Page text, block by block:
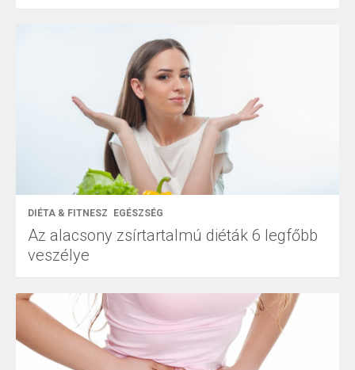
DIÉTA & FITNESZ EGÉSZSÉG
Az alacsony zsírtartalmú diéták 6 legfőbb
veszélye